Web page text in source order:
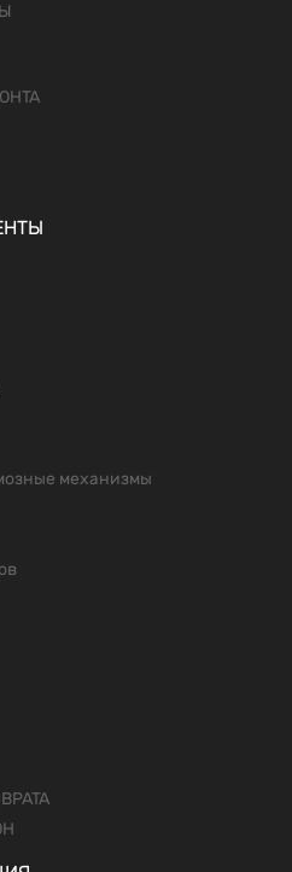
механизмы